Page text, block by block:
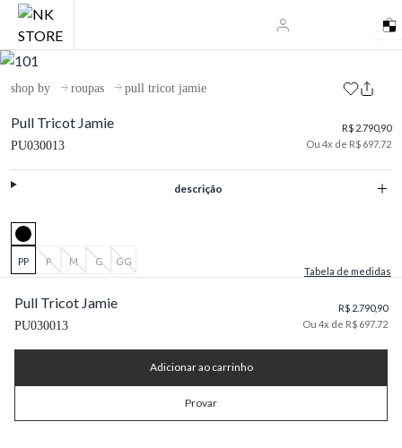
shop by roupas pull tricot jamie
Pull Tricot Jamie
PU030013
R$ 2.790,90
Ou 4x de R$ 697.72
descrição
PP P M G
GG
Tabela de medidas
Pull Tricot Jamie
PU030013
R$ 2.790,90
Ou 4x de R$ 697.72
Adicionar ao carrinho
Provar